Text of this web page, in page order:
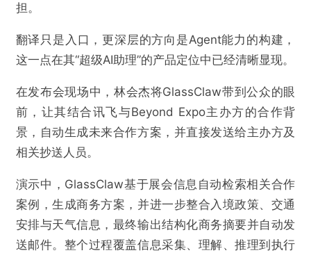
担。
翻译只是入口，更深层的方向是Agent能力的构建，
这一点在其“超级AI助理”的产品定位中已经清晰显现。
在发布会现场中，林会杰将GlassClaw带到公众的眼
前，让其结合讯飞与Beyond Expo主办方的合作背
景，自动生成未来合作方案，并直接发送给主办方及
相关抄送人员。
演示中，GlassClaw基于展会信息自动检索相关合作
案例，生成商务方案，并进一步整合入境政策、交通
安排与天气信息，最终输出结构化商务摘要并自动发
送邮件。整个过程覆盖信息采集、理解、推理到执行